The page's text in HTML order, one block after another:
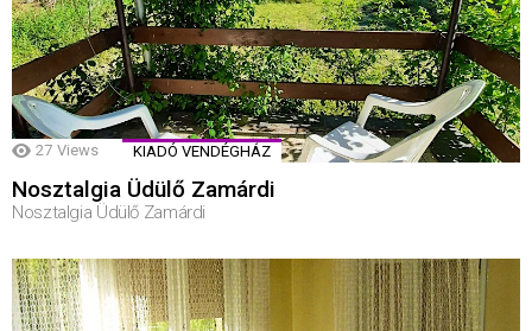
27 Views KIADÓ VENDÉGHÁZ
Nosztalgia Üdülő Zamárdi
Nosztalgia Üdülő Zamárdi